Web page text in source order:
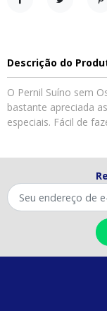
Descrição do
O Pernil Suíno sem
bastante apreciada
especiais. Fácil de